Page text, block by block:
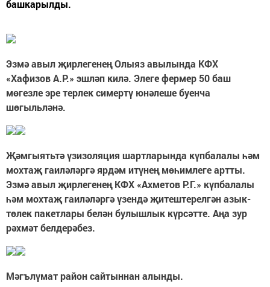
башкарылды.
Эзмә авыл җирлегенең Олыяз авылында КФХ
«Хафизов А.Р.» эшләп килә. Элеге фермер 50 баш
мөгезле эре терлек симертү юнәлеше буенча
шөгыльләнә.
Җәмгыятьтә үзизоляция шартларында күпбалалы һәм
мохтаҗ гаиләләргә ярдәм итүнең мөһимлеге артты.
Эзмә авыл җирлегенең КФХ «Ахметов Р.Г.» күпбалалы
һәм мохтаҗ гаиләләргә үзендә җитештерелгән азык-
төлек пакетлары белән булышлык күрсәтте. Аңа зур
рәхмәт белдерәбез.
Мәгълүмат район сайтыннан алынды.